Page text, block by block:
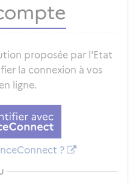
proposée par l'Etat
la connexion à vos
ligne.
?